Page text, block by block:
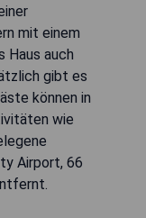
mit einem
auch
gibt es
können in
wie
Airport, 66